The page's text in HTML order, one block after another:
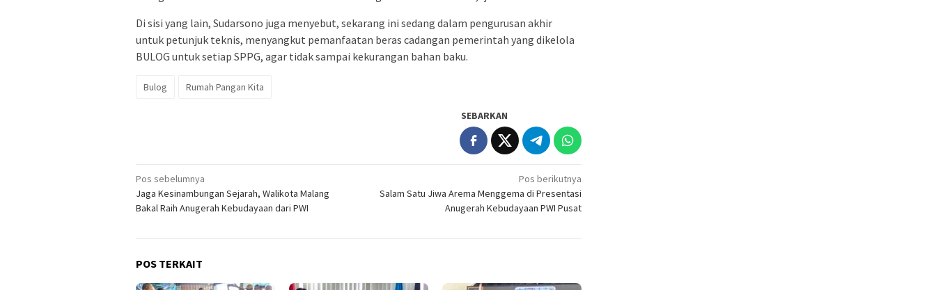
Di sisi yang lain, Sudarsono juga menyebut, sekarang ini sedang dalam pengurusan akhir
untuk petunjuk teknis, menyangkut pemanfaatan beras cadangan pemerintah yang dikelola
BULOG untuk setiap SPPG, agar tidak sampai kekurangan bahan baku.
Bulog Rumah Pangan Kita
SEBARKAN
Navigasi
pos
Pos sebelumnya
Jaga Kesinambungan Sejarah, Walikota Malang
Bakal Raih Anugerah Kebudayaan dari PWI
Pos berikutnya
Salam Satu Jiwa Arema Menggema di Presentasi
Anugerah Kebudayaan PWI Pusat
POS TERKAIT